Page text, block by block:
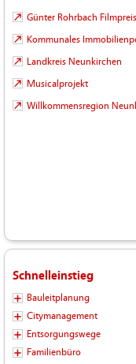
Günter Rohrbach Filmpreis
Kommunales
Landkreis Neunkirchen
Musicalprojekt
Willkommensregion
Schnelleinstieg
Bauleitplanung
Citymanagement
Entsorgungswege
Familienbüro